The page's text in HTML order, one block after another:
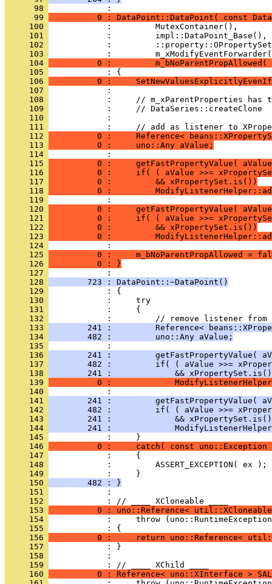
      98
      99
0 : DataPoint::DataPoint( const
     100
     101
     102
     103
     104
0 :         m_bNoParentPropAllowed(
     105
     106
0 :
     107
     108
     109
     110
     111
     112
0 :     Reference<
     113
          0 :     uno::Any aValue;
     114
     115
0 :     getFastPropertyValue(
     116
0 :     if( ( aValue >>=
     117
          0 :         && xPropertySet.is())
     118
0 :
     119
     120
0 :     getFastPropertyValue(
     121
0 :     if( ( aValue >>=
     122
          0 :         && xPropertySet.is())
     123
0 :
     124
     125
0 :     m_bNoParentPropAllowed =
     126
          0 : }
     127
     128
        723 : DataPoint::~DataPoint()
     129
     130
     131
     132
     133
241 :         Reference<
     134
        482 :         uno::Any aValue;
     135
     136
241 :         getFastPropertyValue(
     137
482 :         if( ( aValue >>=
     138
241 :             &&
     139
0 :
     140
     141
241 :         getFastPropertyValue(
     142
482 :         if( ( aValue >>=
     143
241 :             &&
     144
241 :
     145
     146
0 :     catch( const uno::Exception
     147
     148
     149
     150
        482 : }
     151
            :
     152
     153
0 : uno::Reference<
     154
     155
     156
0 :     return uno::Reference<
     157
     158
            :
     159
     160
0 : Reference< uno::XInterface >